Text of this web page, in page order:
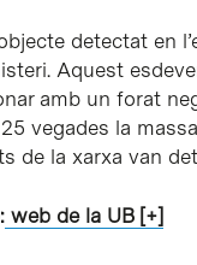
detectat en
Aquest
amb un forat
vegades la
de la xarxa van
web de la UB [+]